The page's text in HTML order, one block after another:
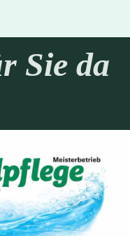
Sie da